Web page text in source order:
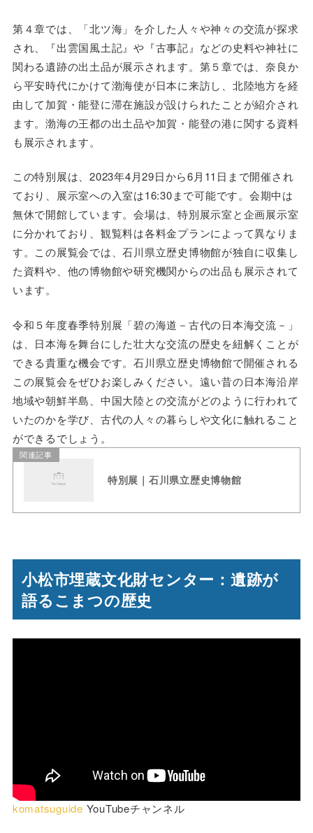
第４章では、「北ツ海」を介した人々や神々の交流が探求
され、『出雲国風土記』や『古事記』などの史料や神社に
関わる遺跡の出土品が展示されます。第５章では、奈良か
ら平安時代にかけて渤海使が日本に来訪し、北陸地方を経
由して加賀・能登に滞在施設が設けられたことが紹介され
ます。渤海の王都の出土品や加賀・能登の港に関する資料
も展示されます。
この特別展は、2023年4月29日から6月11日まで開催され
ており、展示室への入室は16:30まで可能です。会期中は
無休で開館しています。会場は、特別展示室と企画展示室
に分かれており、観覧料は各料金プランによって異なりま
す。この展覧会では、石川県立歴史博物館が独自に収集し
た資料や、他の博物館や研究機関からの出品も展示されて
います。
令和５年度春季特別展「碧の海道－古代の日本海交流－」
は、日本海を舞台にした壮大な交流の歴史を紐解くことが
できる貴重な機会です。石川県立歴史博物館で開催される
この展覧会をぜひお楽しみください。遠い昔の日本海沿岸
地域や朝鮮半島、中国大陸との交流がどのように行われて
いたのかを学び、古代の人々の暮らしや文化に触れること
ができるでしょう。
関連記事
特別展｜石川県立歴史博物館
小松市埋蔵文化財センター： 遺跡が
語るこまつの歴史
komatsuguide YouTubeチャンネル